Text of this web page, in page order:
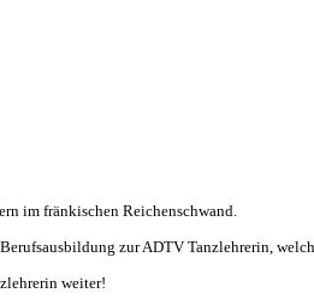
im fränkischen Reichenschwand.
zur ADTV Tanzlehrerin,
weiter!